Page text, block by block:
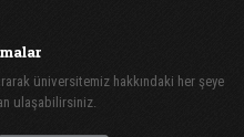
üniversitemiz hakkındaki her şeye
ulaşabilirsiniz.